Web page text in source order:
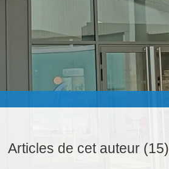
Articles de cet auteur (15)